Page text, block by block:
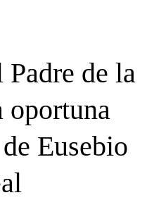
Padre de la
oportuna
Eusebio